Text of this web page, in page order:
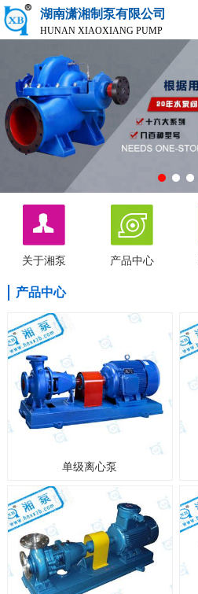
湖南潇湘制泵有限公司
HUNAN XIAOXIANG PUMP
关于湘泵 产品中心
产品中心
单级离心泵